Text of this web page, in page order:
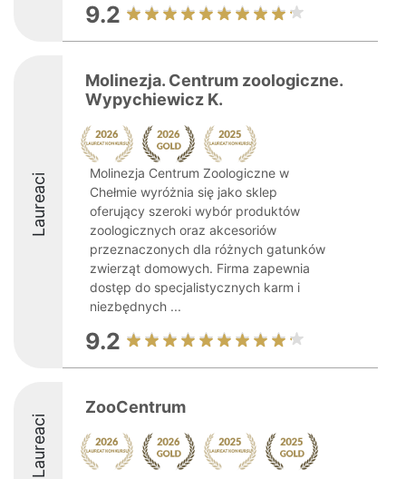
9.2
Laureaci
Molinezja. Centrum zoologiczne.
Wypychiewicz K.
Molinezja Centrum Zoologiczne w
Chełmie wyróżnia się jako sklep
oferujący szeroki wybór produktów
zoologicznych oraz akcesoriów
przeznaczonych dla różnych gatunków
zwierząt domowych. Firma zapewnia
dostęp do specjalistycznych karm i
niezbędnych ...
9.2
Laureaci
ZooCentrum